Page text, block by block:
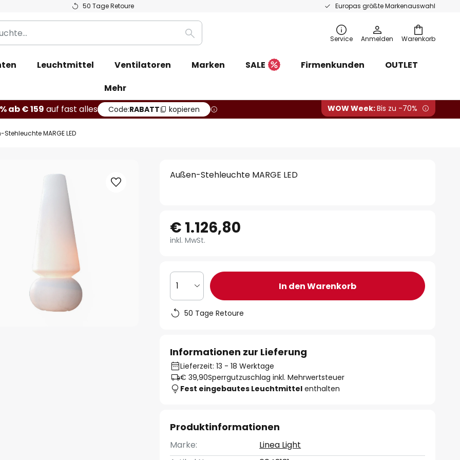
50 Tage Retoure Europas größte Markenauswahl
Warenkorb
Suche Service Anmelden
Leuchtmittel Ventilatoren Marken SALE Firmenkunden
OUTLET
Mehr
ab € 159 auf fast alles Code:RABATT kopieren WOW Week:Bis zu -70%
MARGE LED
Außen-Stehleuchte MARGE LED
€ 1.126,80
inkl. MwSt.
1 In den Warenkorb
50 Tage Retoure
Informationen zur Lieferung
Lieferzeit: 13 - 18 Werktage
€ 39,90Sperrgutzuschlag inkl. Mehrwertsteuer
Fest eingebautes Leuchtmittel enthalten
Produktinformationen
Marke:
Linea Light